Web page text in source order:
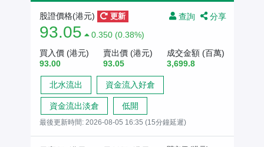
查詢 分享
股證價格(港元) 更新
93.05
0.350 (0.38%)
買入價 (港元)
93.00
賣出價 (港元)
93.05
成交金額 (百萬)
3,699.8
北水流出 資金流入好倉
資金流出淡倉 低開
最後更新時間: 2026-08-05 16:35 (15分鐘延遲)